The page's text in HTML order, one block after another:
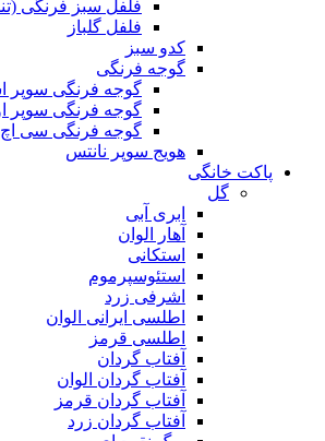
فلفل سبز فرنگی
فلفل گلباز
کدو سبز
گوجه فرنگی
گوجه فرنگی سوپر
گوجه فرنگی سوپر
گوجه فرنگی سی اچ
هویج سوپر نانتس
پاکت خانگی
گل
ابری آبی
آهار الوان
استکانی
استئوسپرموم
اشرفی زرد
اطلسی ایرانی الوان
اطلسی قرمز
آفتاب گردان
آفتاب گردان الوان
آفتاب گردان قرمز
آفتاب گردان زرد